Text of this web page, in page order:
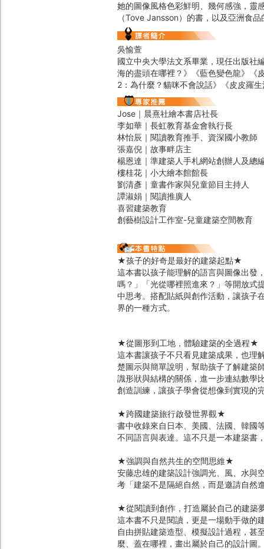
她的圖像風格色彩鮮明、幾何感強，靈
（Tove Jansson）的書，以及亞洲食
吳愉萱
國立中央大學法文系畢業，現任出版社
海的盡頭在哪裡？》《藍色變色龍》《
2：為什麼？貓咪不會說話》《皮皮羅
Jose｜晨熹社繪本書店社長
李如華｜長虹教育基金會執行長
林怡辰｜閱讀教育推手、資深國小教師
張嘉倪｜故事畔店主
楊恩達｜準建築人手札網站創辦人及總
樓桂花｜小大繪本館館長
劉清彥｜童書作家與兒童節目主持人
譚淑娟｜閱讀推廣人
喜習建築教育
創藝樹設計工作室-兒童建築空間教育
★孩子的好奇是最好的建築起點★
這本書以孩子能理解的語言與圖像出發
嗎？」「光從哪裡照進來？」等開放式
中思考。搭配貼紙與創作活動，讓孩子
界的一種方式。
★從圖形到工地，體驗建築的全過程★
這本書讓孩子不只看見建築成果，也理
楚圖示與簡單說明，幫助孩子了解建築
識形狀與結構的關係，進一步連結數學
創造訓練，讓孩子學會從想像到實現的
★跨國建築旅行啟發世界觀★
書中收錄來自日本、美國、法國、韓國
不同語言與表達。這不只是一本建築書
★強調與自然共生的空間思維★
安藤忠雄的建築設計強調光、風、水與
考「建築不是隔絕自然，而是邀請自然
★從閱讀到創作，打造屬於自己的建築
這本書不只是閱讀，更是一場動手做的
自由拼貼建築造型、模擬設計過程，甚
麼、蓋在哪裡，畫出屬於自己的設計圖